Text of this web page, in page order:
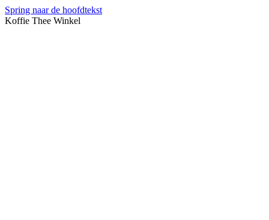
Spring naar de hoofdtekst
Koffie Thee Winkel